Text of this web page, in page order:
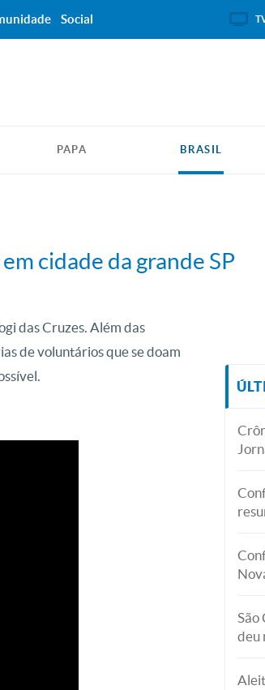
PAPA BRASIL
cidade da grande SP
das Cruzes. Além das
de voluntários que se doam
São
deu
Social